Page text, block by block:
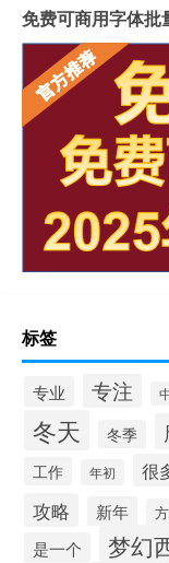
免费可商用字体批
标签
专业 专注
冬天 冬季
工作 年初 很
攻略 新年
是一个 梦幻